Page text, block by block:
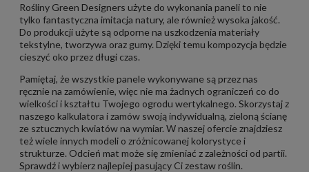
Rośliny Green Designers użyte do wykonania paneli to nie
tylko fantastyczna imitacja natury, ale również wysoka jakość.
Do produkcji użyte są odporne na uszkodzenia materiały
tekstylne, tworzywa oraz gumy. Dzięki temu kompozycja będzie
cieszyć oko przez długi czas.
Pamiętaj, że wszystkie panele wykonywane są przez nas
ręcznie na zamówienie, więc nie ma żadnych ograniczeń co do
wielkości i kształtu Twojego ogrodu wertykalnego. Skorzystaj z
naszego kalkulatora i zamów swoją indywidualną, zieloną ścianę
ze sztucznych kwiatów na wymiar. W naszej ofercie znajdziesz
też wiele innych modeli o zróżnicowanej kolorystyce i
strukturze. Odcień mat może się zmieniać z zależności od partii.
Sprawdź i wybierz najlepiej pasujący Ci zestaw roślin.